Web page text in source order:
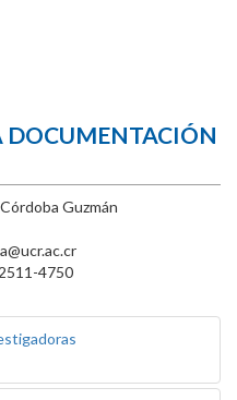
DOCUMENTACIÓN
Guzmán
4750